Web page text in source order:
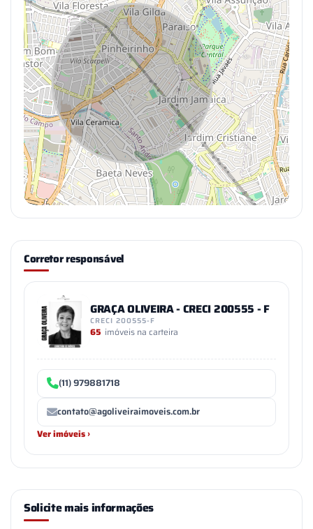
Corretor responsável
GRAÇA OLIVEIRA - CRECI 200555 - F
CRECI 200555-F
65 imóveis na carteira
(11) 979881718
contato@agoliveiraimoveis.com.br
Ver imóveis ›
Solicite mais informações